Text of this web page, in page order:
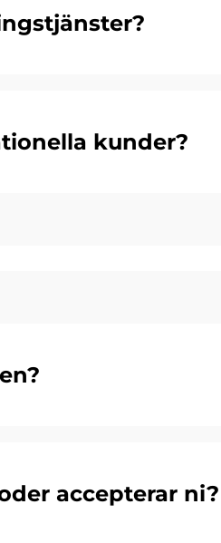
kunder?
accepterar ni?